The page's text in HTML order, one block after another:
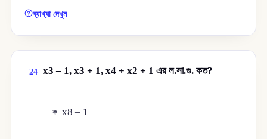
ব্যাখ্যা দেখুন
24 x3 – 1, x3 + 1, x4 + x2 + 1 এর ল.সা.গু. কত?
ক x8 – 1